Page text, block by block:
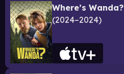
Where’s Wanda?
2024–2024